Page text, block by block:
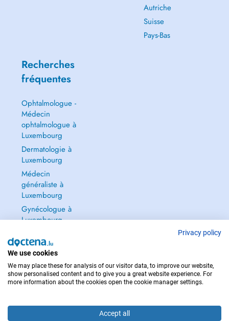
Autriche
Suisse
Pays-Bas
Recherches
fréquentes
Ophtalmologue -
Médecin
ophtalmologue à
Luxembourg
Dermatologie à
Luxembourg
Médecin
généraliste à
Luxembourg
Gynécologue à
Luxembourg
POUR LES URGENCES, CONSULTEZ : 112
Privacy policy
We use cookies
We may place these for analysis of our visitor data, to improve our website,
show personalised content and to give you a great website experience. For
more information about the cookies open the cookie manager settings.
Accept all